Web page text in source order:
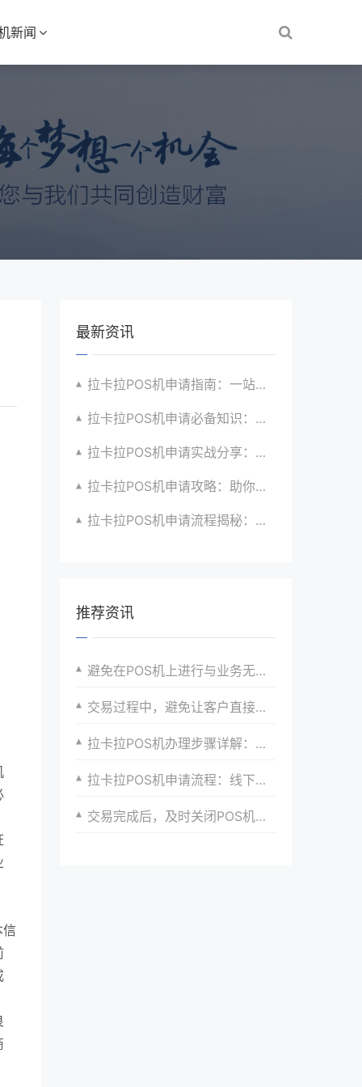
新闻
信
最新资讯
拉卡拉POS机申请指南：一站式解决商户支付升级、智能化与创新需求
拉卡拉POS机申请必备知识：全面了解政策、市场、技术与创新趋势
拉卡拉POS机申请实战分享：如何借助支付创新技术提升商户运营效益与效率
拉卡拉POS机申请攻略：助你打造个性化、差异化支付体验以提升竞争力
拉卡拉POS机申请流程揭秘：紧跟支付技术创新步伐，抢占市场先机
推荐资讯
避免在POS机上进行与业务无关的操作，以免影响性能。
交易过程中，避免让客户直接接触POS机内部组件。
拉卡拉POS机办理步骤详解：助你轻松搞定收银升级，提升店铺竞争力
拉卡拉POS机申请流程：线下申请的详细步骤
交易完成后，及时关闭POS机的蓝牙或Wi-Fi功能，节省电量。